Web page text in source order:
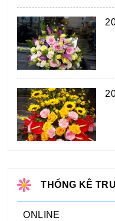
THỐNG KÊ
ONLINE